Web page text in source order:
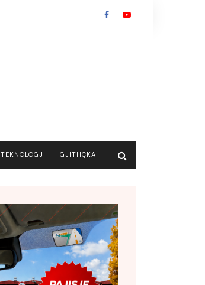
TEKNOLOGJI GJITHÇKA